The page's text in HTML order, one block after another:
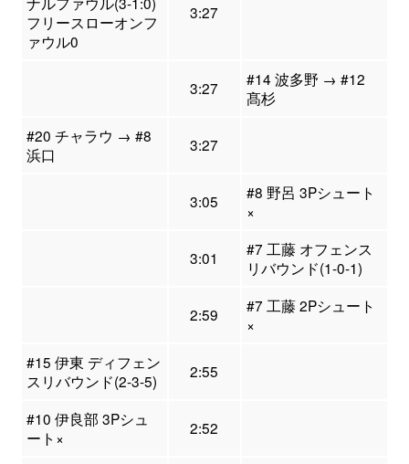
フリースローオンフ
ァウル0
3:27
3:27
#14 波多野 → #12
髙杉
#20 チャラウ → #8
浜口
3:27
3:05
#8 野呂 3Pシュート
×
3:01
#7 工藤 オフェンス
リバウンド(1-0-1)
2:59
#7 工藤 2Pシュート
×
#15 伊東 ディフェン
スリバウンド(2-3-5)
2:55
#10 伊良部 3Pシュ
ート×
2:52